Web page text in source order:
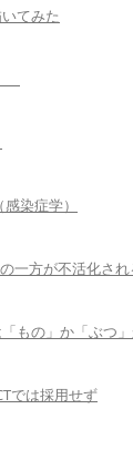
てみた
染症学）
一方が不活化され
もの」か「ぶつ
では採用せず